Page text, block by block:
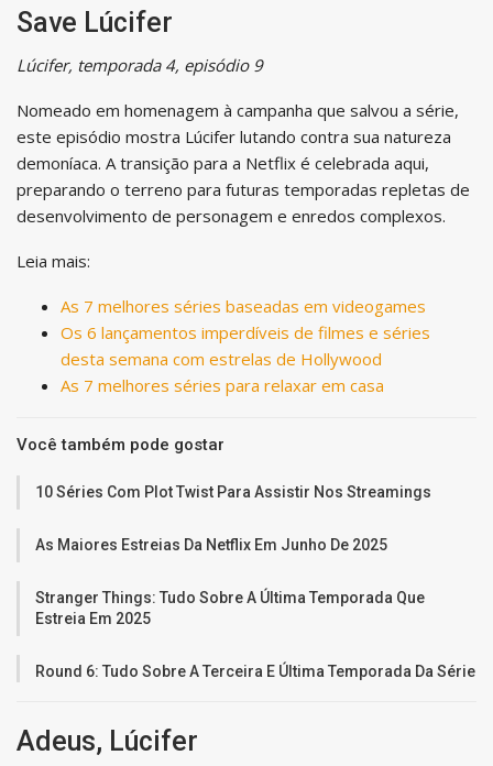
Save Lúcifer
Lúcifer, temporada 4, episódio 9
Nomeado em homenagem à campanha que salvou a série,
este episódio mostra Lúcifer lutando contra sua natureza
demoníaca. A transição para a Netflix é celebrada aqui,
preparando o terreno para futuras temporadas repletas de
desenvolvimento de personagem e enredos complexos.
Leia mais:
As 7 melhores séries baseadas em videogames
Os 6 lançamentos imperdíveis de filmes e séries
desta semana com estrelas de Hollywood
As 7 melhores séries para relaxar em casa
Você também pode gostar
10 Séries Com Plot Twist Para Assistir Nos Streamings
As Maiores Estreias Da Netflix Em Junho De 2025
Stranger Things: Tudo Sobre A Última Temporada Que
Estreia Em 2025
Round 6: Tudo Sobre A Terceira E Última Temporada Da Série
Adeus, Lúcifer